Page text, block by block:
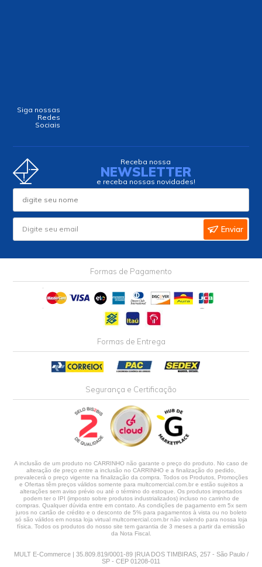
Siga nossas
Redes
Sociais
Receba nossa
NEWSLETTER
e receba nossas novidades!
Enviar
Formas de Pagamento
Formas de Entrega
Segurança e Certificação
A inclusão de um produto no CARRINHO não garante o preço do produto. No caso de
alteração de preço entre a inclusão no CARRINHO e a finalização do pedido,
prevalecerá o preço vigente na finalização da compra. Todos os Produtos, Promoções
e Ofertas têm preços válidos somente para multcomercial.com.br e estão sujeitos a
alterações sem aviso prévio ou até o término do estoque. Os produtos importados
podem ter o IPI (imposto sobre produtos industrializados) incluso no carrinho de
compras. Qualquer dúvida entre em contato. As condições de pagamento em 5x sem
juros no cartão de crédito e o desconto de 5% para pagamentos à vista ou no boleto
só são válidos em nossa loja virtual multcomercial.com.br não valendo para nossa loja
física. Todos os produtos do nosso site tem garantia de 3 meses a partir da emissão
da Nota Fiscal.
MULT E-Commerce | 35.809.819/0001-89 |RUA DOS TIMBIRAS, 257 - São Paulo /
SP - CEP 01208-011